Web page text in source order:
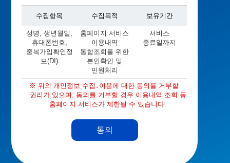
수집항목 수집목적 보유기간
성명, 생년월일,
휴대폰번호,
중복가입확인정
보(DI)
홈페이지 서비스
이용내역
통합조회를 위한
본인확인 및
민원처리
서비스
종료일까지
위의 개인정보 수집․이용에 대한 동의를 거부할
권리가 있으며, 동의를 거부할 경우 이용내역 조회 등
홈페이지 서비스가 제한될 수 있습니다.
동의